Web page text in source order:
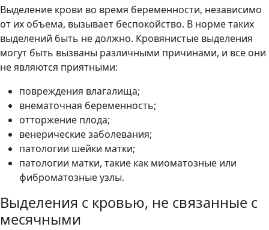
Выделение крови во время беременности, независимо
от их объема, вызывает беспокойство. В норме таких
выделений быть не должно. Кровянистые выделения
могут быть вызваны различными причинами, и все они
не являются приятными:
повреждения влагалища;
внематочная беременность;
отторжение плода;
венерические заболевания;
патологии шейки матки;
патологии матки, такие как миоматозные или
фиброматозные узлы.
Выделения с кровью, не связанные с
месячными